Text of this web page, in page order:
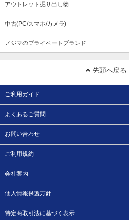
アウトレット掘り出し物
中古(PC/スマホ/カメラ)
ノジマのプライベートブランド
先頭へ戻る
ご利用ガイド
よくあるご質問
お問い合わせ
ご利用規約
会社案内
個人情報保護方針
特定商取引法に基づく表示